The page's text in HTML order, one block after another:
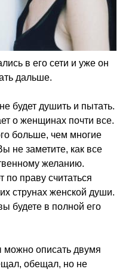
в его сети и уже он
дальше.
будет душить и пытать.
о женщинах почти все.
больше, чем многие
не заметите, как все
желанию.
праву считаться
струнах женской души.
будете в полной его
можно описать двумя
обещал, но не